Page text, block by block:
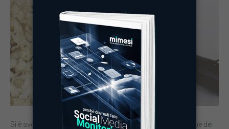
Si è svolta ieri la cerimonia di premiazione della 64a edizione dei